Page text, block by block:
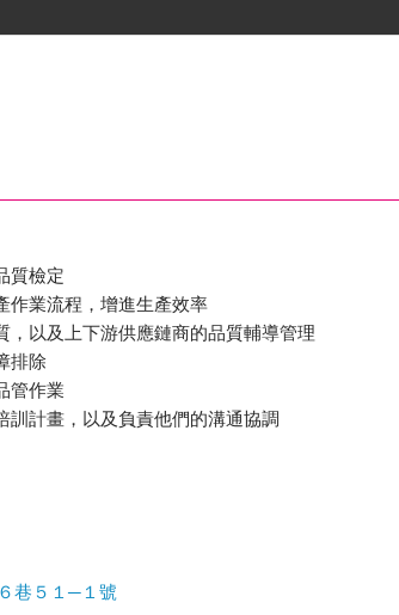
質檢定
作業流程，增進生產效率
，以及上下游供應鏈商的品質輔導管理
排除
管作業
訓計畫，以及負責他們的溝通協調
巷５１─１號